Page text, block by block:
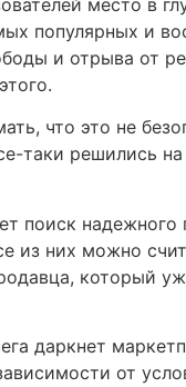
место в
популярных и
и отрыва от
что это не
таки решились
поиск
из них можно
который
даркнет
от